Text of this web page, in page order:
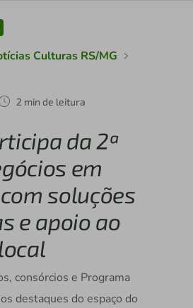
Culturas RS/MG
2 min de leitura
da 2ª
em
soluções
e apoio ao
consórcios e Programa
destaques do espaço do